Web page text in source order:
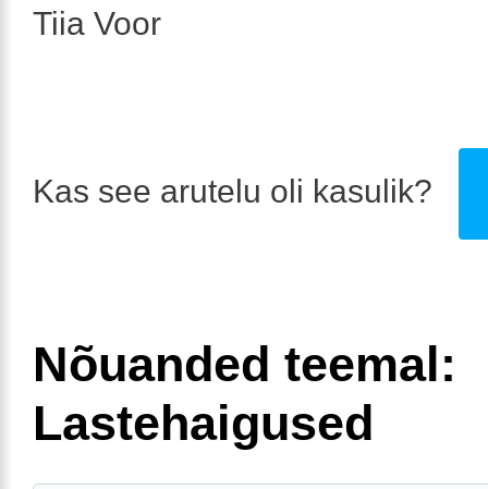
Tiia Voor
Kas see arutelu oli kasulik?
Nõuanded teemal:
Lastehaigused